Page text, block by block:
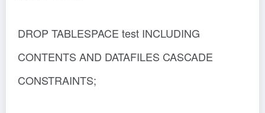
DROP TABLESPACE test INCLUDING
CONTENTS AND DATAFILES CASCADE
CONSTRAINTS;